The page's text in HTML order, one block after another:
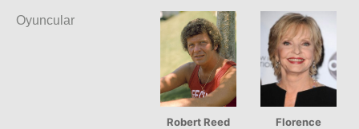
Oyuncular
Robert Reed
Florence